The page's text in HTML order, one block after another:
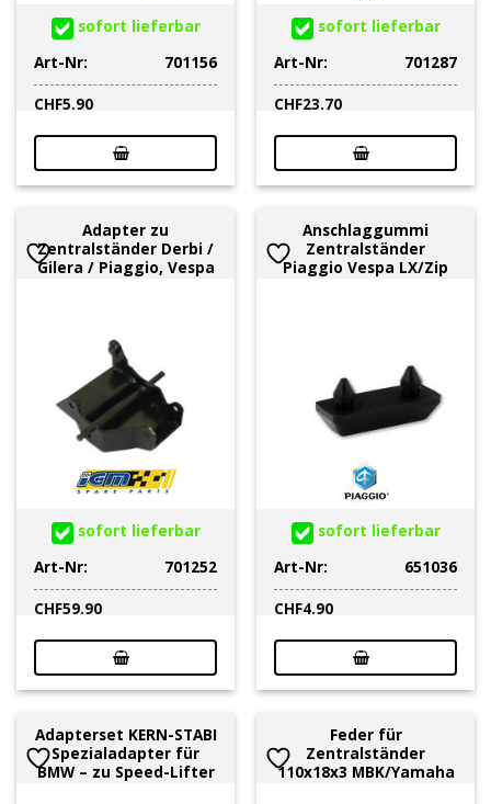
sofort lieferbar
Art-Nr:
701156
CHF5.90
sofort lieferbar
Art-Nr:
701287
CHF23.70
Adapter zu
Zentralständer Derbi /
Gilera / Piaggio, Vespa
sofort lieferbar
Art-Nr:
701252
CHF59.90
Anschlaggummi
Zentralständer
Piaggio Vespa LX/Zip
sofort lieferbar
Art-Nr:
651036
CHF4.90
Adapterset KERN-STABI
Spezialadapter für
BMW – zu Speed-Lifter
Feder für
Zentralständer
110x18x3 MBK/Yamaha